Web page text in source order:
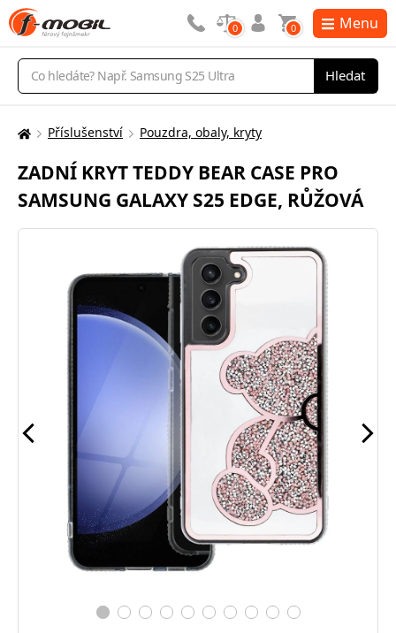
Vyhledávání
Hledat
0 0 Menu
Zde
nacházíte:
Příslušenství Pouzdra, obaly, kryty
ZADNÍ KRYT TEDDY BEAR CASE PRO
SAMSUNG GALAXY S25 EDGE, RŮŽOVÁ